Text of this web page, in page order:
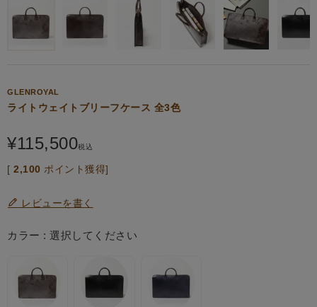
GLENROYAL
ライトウェイトブリーフケース 全3色
¥115,500税込
[ 2,100 ポイント獲得]
レビューを書く
カラー 選択してください